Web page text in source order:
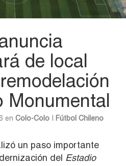
de local
Monumental
en Colo-Colo Fútbol Chileno
un paso importante
del Estadio